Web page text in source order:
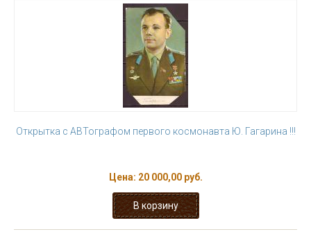
Открытка с АВТографом первого космонавта Ю. Гагарина !!!
Цена: 20 000,00 руб.